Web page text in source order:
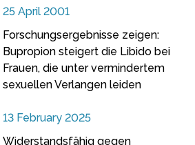
25 April 2001
Forschungsergebnisse zeigen:
Bupropion steigert die Libido bei
Frauen, die unter vermindertem
sexuellen Verlangen leiden
13 February 2025
Widerstandsfähig gegen